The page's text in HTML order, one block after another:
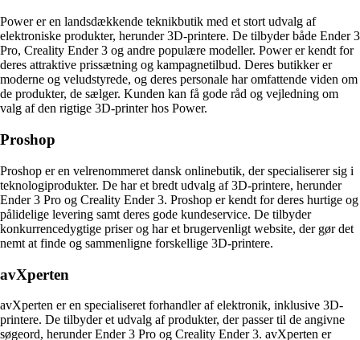
Power er en landsdækkende teknikbutik med et stort udvalg af
elektroniske produkter, herunder 3D-printere. De tilbyder både Ender 3
Pro, Creality Ender 3 og andre populære modeller. Power er kendt for
deres attraktive prissætning og kampagnetilbud. Deres butikker er
moderne og veludstyrede, og deres personale har omfattende viden om
de produkter, de sælger. Kunden kan få gode råd og vejledning om
valg af den rigtige 3D-printer hos Power.
Proshop
Proshop er en velrenommeret dansk onlinebutik, der specialiserer sig i
teknologiprodukter. De har et bredt udvalg af 3D-printere, herunder
Ender 3 Pro og Creality Ender 3. Proshop er kendt for deres hurtige og
pålidelige levering samt deres gode kundeservice. De tilbyder
konkurrencedygtige priser og har et brugervenligt website, der gør det
nemt at finde og sammenligne forskellige 3D-printere.
avXperten
avXperten er en specialiseret forhandler af elektronik, inklusive 3D-
printere. De tilbyder et udvalg af produkter, der passer til de angivne
søgeord, herunder Ender 3 Pro og Creality Ender 3. avXperten er